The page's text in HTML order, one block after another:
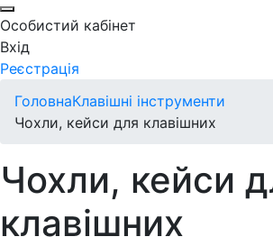
Особистий кабінет
Вхід
Реєстрація
ГоловнаКлавішні інструменти
Чохли, кейси для клавішних
Чохли, кейси
клавішних